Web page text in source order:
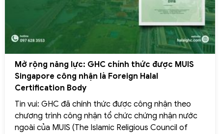
Mở rộng năng lực: GHC chính thức được MUIS
Singapore công nhận là Foreign Halal
Certification Body
Tin vui: GHC đã chính thức được công nhận theo
chương trình công nhận tổ chức chứng nhận nước
ngoài của MUIS (The Islamic Religious Council of